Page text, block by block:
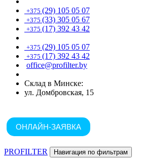
+375 (29) 105 05 07
+375 (33) 305 05 67
+375 (17) 392 43 42
+375 (29) 105 05 07
+375 (17) 392 43 42
office@profilter.by
Склад в Минске:
ул. Домбровская, 15
ОНЛАЙН-ЗАЯВКА
PROFILTER Навигация по фильтрам